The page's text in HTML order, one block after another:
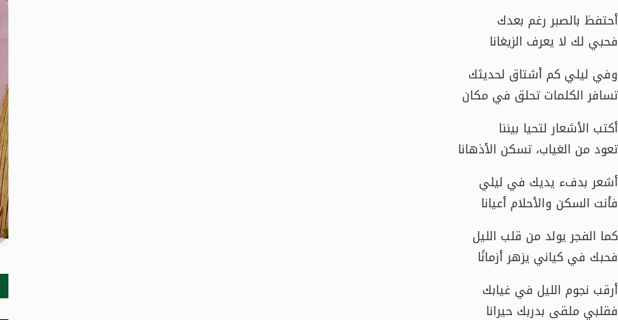
أحتفظ بالصبر رغم بعدك
فحبي لك لا يعرف الزيغانا
وفي ليلي كم أشتاق لحديثك
تسافر الكلمات تحلق في مكان
أكتب الأشعار لتحيا بيننا
تعود من الغياب، تسكن الأذهانا
أشعر بدفء يديك في ليلي
فأنت السكن والأحلام أعيانا
كما الفجر يولد من قلب الليل
فحبك في كياني يزهر أزمانًا
أرقب نجوم الليل في غيابك
فقلبي ملقى بدربك حيرانا